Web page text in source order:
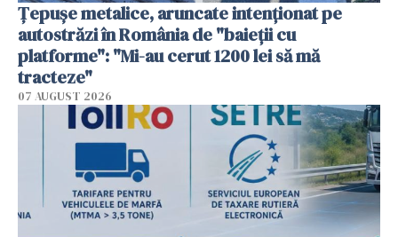
Țepușe metalice, aruncate intenționat pe
autostrăzi în România de "baieții cu
platforme": "Mi-au cerut 1200 lei să mă
tracteze"
07 AUGUST 2026